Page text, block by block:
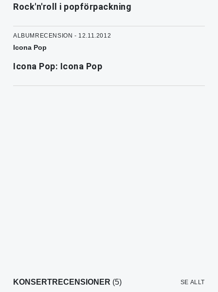
Rock'n'roll i popförpackning
ALBUMRECENSION - 12.11.2012
Icona Pop
Icona Pop: Icona Pop
KONSERTRECENSIONER (5) SE ALLT